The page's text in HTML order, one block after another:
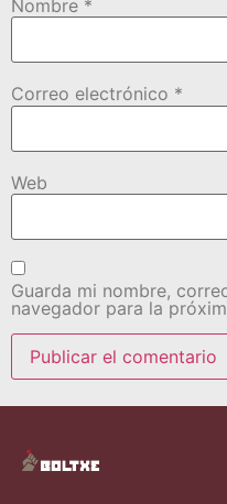
Nombre *
Correo electrónico *
Web
Guarda mi nombre,
navegador para la